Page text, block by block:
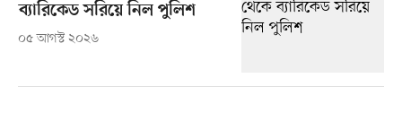
ব্যারিকেড সরিয়ে নিল পুলিশ
০৫ আগস্ট ২০২৬